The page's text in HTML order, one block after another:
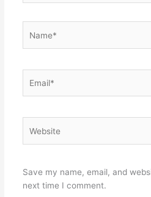
Save my name, email, and
next time I comment.